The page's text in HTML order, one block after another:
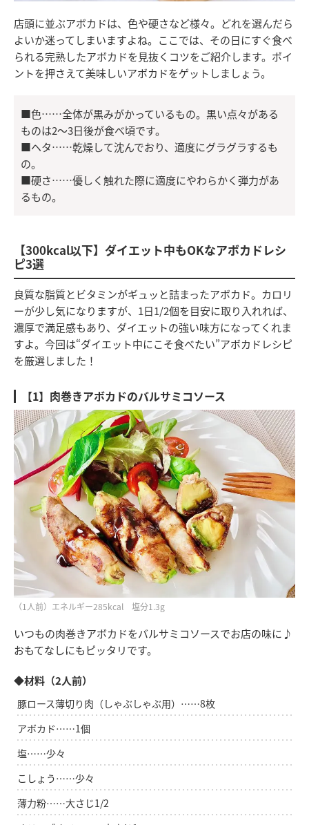
店頭に並ぶアボカドは、色や硬さなど様々。どれを選んだら
よいか迷ってしまいますよね。ここでは、その日にすぐ食べ
られる完熟したアボカドを見抜くコツをご紹介します。ポイ
ントを押さえて美味しいアボカドをゲットしましょう。
■色……全体が黒みがかっているもの。黒い点々がある
ものは2～3日後が食べ頃です。
■ヘタ……乾燥して沈んでおり、適度にグラグラするも
の。
■硬さ……優しく触れた際に適度にやわらかく弾力があ
るもの。
【300kcal以下】ダイエット中もOKなアボカドレシ
ピ3選
良質な脂質とビタミンがギュッと詰まったアボカド。カロリ
ーが少し気になりますが、1日1/2個を目安に取り入れれば、
濃厚で満足感もあり、ダイエットの強い味方になってくれま
すよ。今回は“ダイエット中にこそ食べたい”アボカドレシピ
を厳選しました！
【1】肉巻きアボカドのバルサミコソース
（1人前）エネルギー285kcal 塩分1.3g
いつもの肉巻きアボカドをバルサミコソースでお店の味に♪
おもてなしにもピッタリです。
◆材料（2人前）
豚ロース薄切り肉（しゃぶしゃぶ用）……8枚
アボカド……1個
塩……少々
こしょう……少々
薄力粉……大さじ1/2